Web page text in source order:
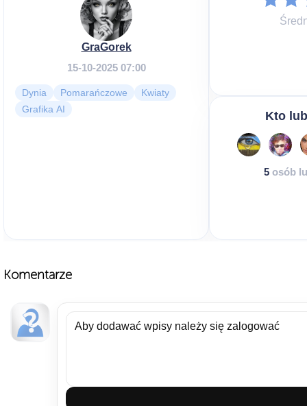
GraGorek
15-10-2025 07:00
Dynia Pomarańczowe
Kwiaty
Grafika AI
Kto
5osób
Komentarze